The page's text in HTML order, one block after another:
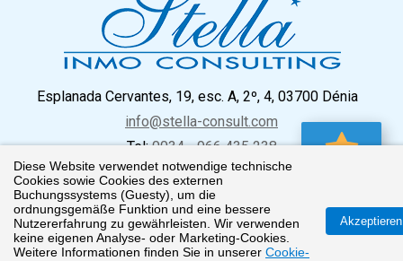
Esplanada Cervantes, 19, esc. A, 2º, 4, 03700 Dénia
info@stella-consult.com
Tel:0034 - 966 435 238
ImpressumDatenschutzCookie Richtlinien
© 2026
Diese Website verwendet notwendige technische
Cookies sowie Cookies des externen
Buchungssystems (Guesty), um die
ordnungsgemäße Funktion und eine bessere
Nutzererfahrung zu gewährleisten. Wir verwenden
keine eigenen Analyse- oder Marketing-Cookies.
Weitere Informationen finden Sie in unserer Cookie-
Akzeptieren